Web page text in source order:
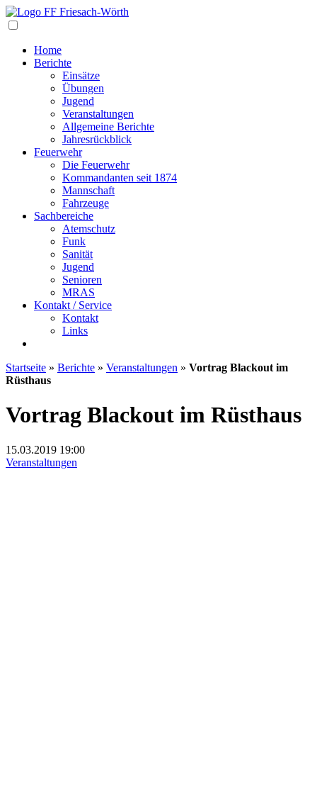
Home
Berichte
Einsätze
Übungen
Jugend
Veranstaltungen
Allgemeine Berichte
Jahresrückblick
Feuerwehr
Die Feuerwehr
Kommandanten seit 1874
Mannschaft
Fahrzeuge
Sachbereiche
Atemschutz
Funk
Sanität
Jugend
Senioren
MRAS
Kontakt / Service
Kontakt
Links
Startseite » Berichte » Veranstaltungen » Vortrag Blackout im
Rüsthaus
Vortrag Blackout im Rüsthaus
15.03.2019 19:00
Veranstaltungen